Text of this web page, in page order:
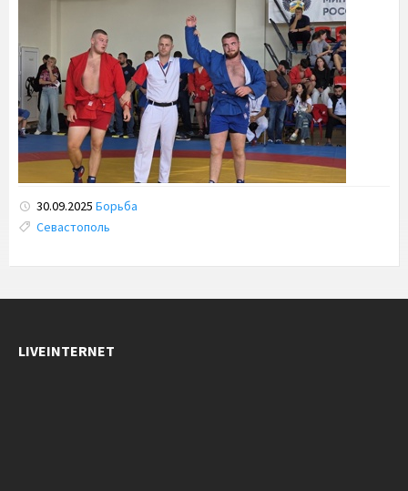
30.09.2025 Борьба
Tags:
Севастополь
LIVEINTERNET